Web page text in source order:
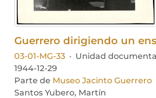
03-01-MG-33 · Unidad
1944-12-29
Parte de Museo Jacinto Guerrero
Santos Yubero, Martín